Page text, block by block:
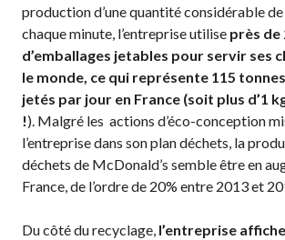
production d’une quantité considérable
chaque minute, l’entreprise utilise près de
d’emballages jetables pour servir ses
le monde, ce qui représente 115
jetés par jour en France (soit plus d’1
!). Malgré les actions d’éco-conception
l’entreprise dans son plan déchets, la
déchets de McDonald’s semble être en
France, de l’ordre de 20% entre 2013 et
Du côté du recyclage, l’entreprise